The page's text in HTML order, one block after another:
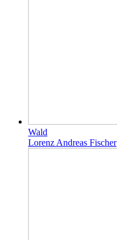
Wald
Lorenz Andreas Fischer